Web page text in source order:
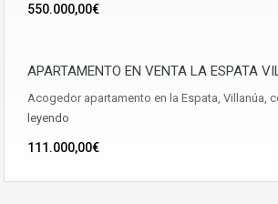
550.000,00€
APARTAMENTO EN VENTA LA ESPATA
Acogedor apartamento en la Espata, Villanúa,
leyendo
111.000,00€